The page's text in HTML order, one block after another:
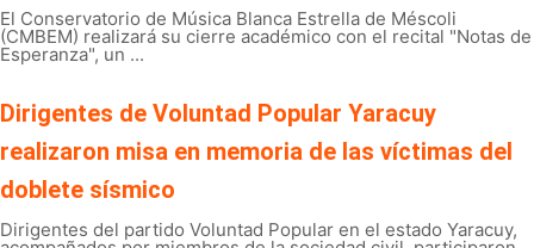
El Conservatorio de Música Blanca Estrella de Méscoli
(CMBEM) realizará su cierre académico con el recital "Notas de
Esperanza", un ...
Dirigentes de Voluntad Popular Yaracuy
realizaron misa en memoria de las víctimas del
doblete sísmico
Dirigentes del partido Voluntad Popular en el estado Yaracuy,